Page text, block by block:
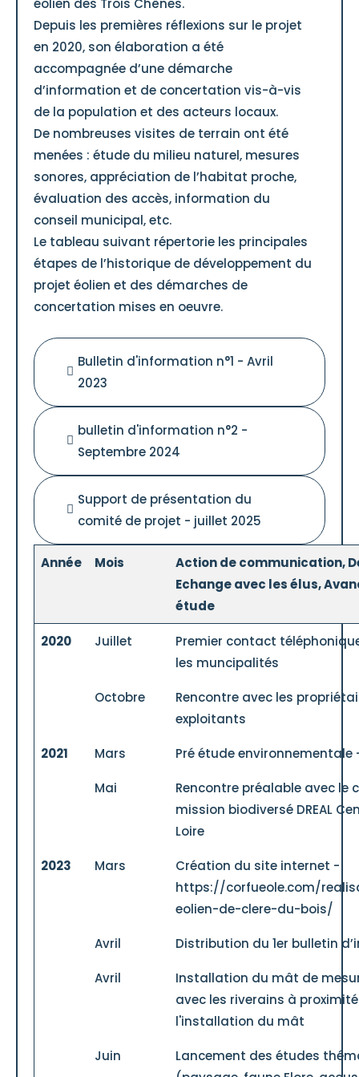
Depuis les premières réflexions sur le projet
en 2020, son élaboration a été
accompagnée d’une démarche
d’information et de concertation vis-à-vis
de la population et des acteurs locaux.
De nombreuses visites de terrain ont été
menées : étude du milieu naturel, mesures
sonores, appréciation de l’habitat proche,
évaluation des accès, information du
conseil municipal, etc.
Le tableau suivant répertorie les principales
étapes de l’historique de développement du
projet éolien et des démarches de
concertation mises en oeuvre.
Bulletin d'information n°1 - Avril
2023
bulletin d'information n°2 -
Septembre 2024
Support de présentation du
comité de projet - juillet 2025
Année Mois
Action de communication,
Echange avec les élus,
étude
2020 Juillet
Premier contact
les muncipalités
Octobre
Rencontre avec les
exploitants
2021 Mars Pré étude environnementale
Mai
Rencontre préalable avec le
mission biodiversé DREAL
Loire
2023 Mars
Création du site internet -
https://corfueole.com/
eolien-de-clere-du-bois/
Avril Distribution du 1er bulletin
Avril
Installation du mât de
avec les riverains à
l'installation du mât
Juin
Lancement des études